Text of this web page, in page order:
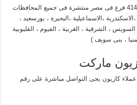
كازيون ماركت له اكثر من 414 فرع فى مصر منتشرة فى جميع المحافظات
،الاسماعيلية ،البحيرة ، بورسعيد ،
السويس ، الشرقية ، الغربية ، الفيوم ، القليوبية
، بنى سويف )
ماركت
كازيون يجى التواصل مباشرة على رقم